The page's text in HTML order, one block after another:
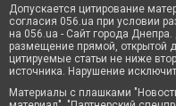
Допускается цитирование
согласия 056.ua при условии
на 056.ua - Сайт города
размещение прямой, открытой
цитируемые статьи не ниже
источника. Нарушение
Материалы с плашками